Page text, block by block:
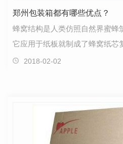
郑州包装箱都有哪些优点？
蜂窝结构是人类仿照自然界蜜蜂
它应用于纸板就制成了蜂窝纸芯
郑州包装箱有以下六大优点：一
2018-02-02